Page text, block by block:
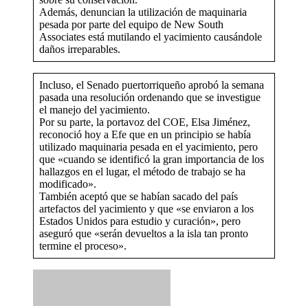
Además, denuncian la utilización de maquinaria
pesada por parte del equipo de New South
Associates está mutilando el yacimiento causándole
daños irreparables.
Incluso, el Senado puertorriqueño aprobó la semana
pasada una resolución ordenando que se investigue
el manejo del yacimiento.
Por su parte, la portavoz del COE, Elsa Jiménez,
reconoció hoy a Efe que en un principio se había
utilizado maquinaria pesada en el yacimiento, pero
que «cuando se identificó la gran importancia de los
hallazgos en el lugar, el método de trabajo se ha
modificado».
También aceptó que se habían sacado del país
artefactos del yacimiento y que «se enviaron a los
Estados Unidos para estudio y curación», pero
aseguró que «serán devueltos a la isla tan pronto
termine el proceso».